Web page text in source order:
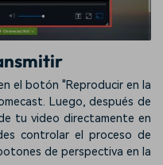
el botón "Reproducir en la
Luego, después de
tu video directamente en
controlar el proceso de
de perspectiva en la